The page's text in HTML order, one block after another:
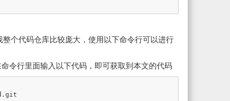
个代码仓库比较庞大，使用以下命令行可以进行
令行里面输入以下代码，即可获取到本文的代码